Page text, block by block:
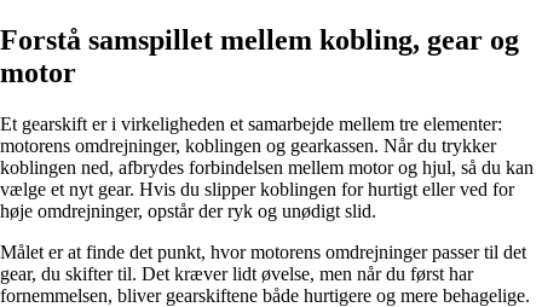
Forstå samspillet mellem kobling, gear og
motor
Et gearskift er i virkeligheden et samarbejde mellem tre elementer:
motorens omdrejninger, koblingen og gearkassen. Når du trykker
koblingen ned, afbrydes forbindelsen mellem motor og hjul, så du kan
vælge et nyt gear. Hvis du slipper koblingen for hurtigt eller ved for
høje omdrejninger, opstår der ryk og unødigt slid.
Målet er at finde det punkt, hvor motorens omdrejninger passer til det
gear, du skifter til. Det kræver lidt øvelse, men når du først har
fornemmelsen, bliver gearskiftene både hurtigere og mere behagelige.